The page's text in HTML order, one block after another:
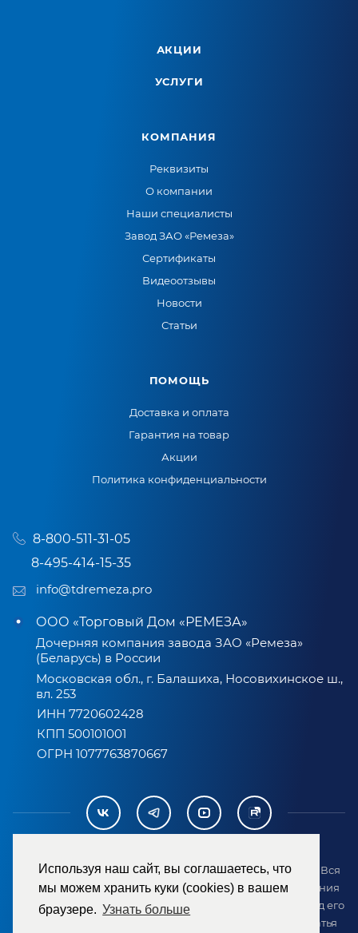
Используя наш сайт, вы соглашаетесь, что
мы можем хранить куки (cookies) в вашем
браузере. Узнать больше
АКЦИИ
УСЛУГИ
КОМПАНИЯ
Реквизиты
О компании
Наши специалисты
Завод ЗАО «Ремеза»
Сертификаты
Видеоотзывы
Новости
Статьи
ПОМОЩЬ
Доставка и оплата
Гарантия на товар
Акции
Политика конфиденциальности
8-800-511-31-05
8-495-414-15-35
info@tdremeza.pro
ООО «Торговый Дом «РЕМЕЗА»
Дочерняя компания завода ЗАО «Ремеза»
(Беларусь) в России
Московская обл., г. Балашиха, Носовихинское ш.,
вл. 253
ИНН 7720602428
КПП 500101001
ОГРН 1077763870667
2007-2026 © ООО «ТД «РЕМЕЗА». Все права защищены. Вся
информация на сайте размещена в целях предоставления
возможности покупателю ознакомиться с товаром перед его
приобретением и не является публичной офертой (статья